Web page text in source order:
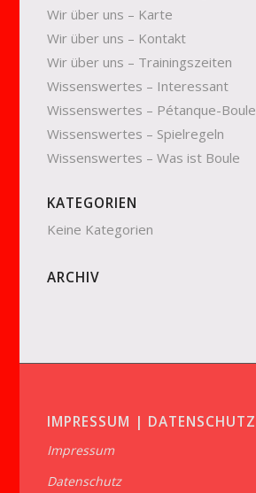
Wir über uns – Karte
Wir über uns – Kontakt
Wir über uns – Trainingszeiten
Wissenswertes – Interessant
Wissenswertes – Pétanque-Boule
Wissenswertes – Spielregeln
Wissenswertes – Was ist Boule
KATEGORIEN
Keine Kategorien
ARCHIV
IMPRESSUM | DATENSCHUTZ
Impressum
Datenschutz